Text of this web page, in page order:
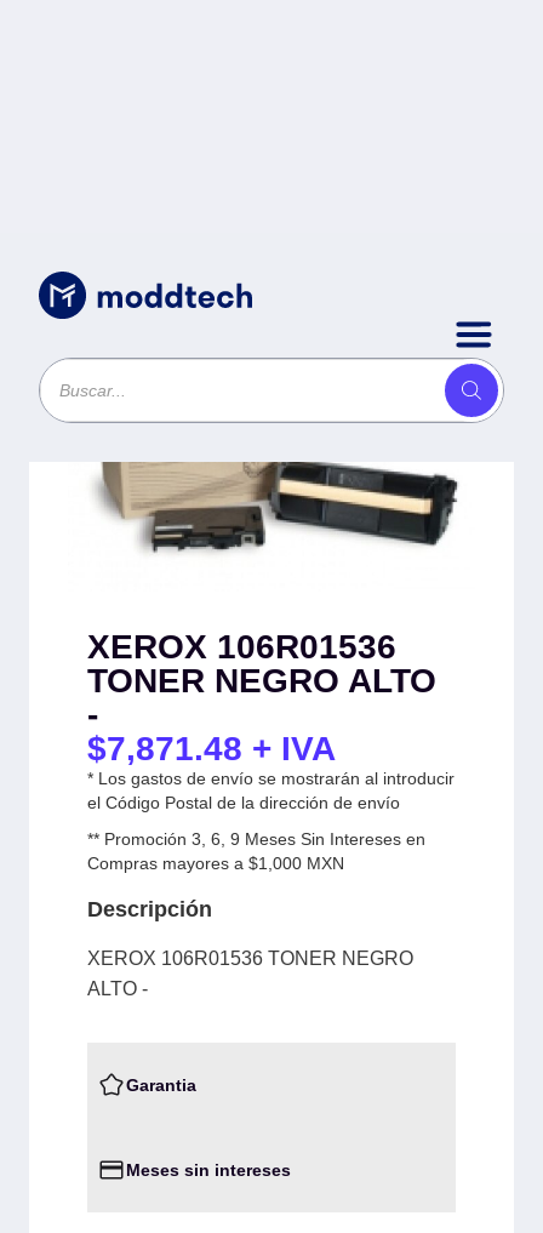
XEROX 106R01536
TONER NEGRO ALTO
-
$7,871.48 + IVA
* Los gastos de envío se mostrarán al introducir
el Código Postal de la dirección de envío
** Promoción 3, 6, 9 Meses Sin Intereses en
Compras mayores a $1,000 MXN
Descripción
XEROX 106R01536 TONER NEGRO
ALTO -
Garantia
Meses sin intereses